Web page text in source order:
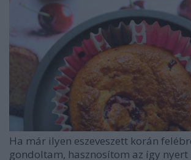
Ha már ilyen eszeveszett korán
gondoltam, hasznosítom az így nyert